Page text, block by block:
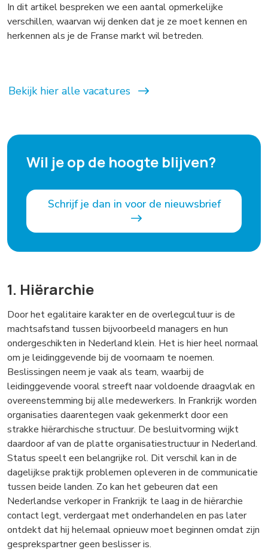
In dit artikel bespreken we een aantal opmerkelijke
verschillen, waarvan wij denken dat je ze moet kennen en
herkennen als je de Franse markt wil betreden.
Bekijk hier alle vacatures
Wil je op de hoogte blijven?
Schrijf je dan in voor de nieuwsbrief
1. Hiërarchie
Door het egalitaire karakter en de overlegcultuur is de
machtsafstand tussen bijvoorbeeld managers en hun
ondergeschikten in Nederland klein. Het is hier heel normaal
om je leidinggevende bij de voornaam te noemen.
Beslissingen neem je vaak als team, waarbij de
leidinggevende vooral streeft naar voldoende draagvlak en
overeenstemming bij alle medewerkers. In Frankrijk worden
organisaties daarentegen vaak gekenmerkt door een
strakke hiërarchische structuur. De besluitvorming wijkt
daardoor af van de platte organisatiestructuur in Nederland.
Status speelt een belangrijke rol. Dit verschil kan in de
dagelijkse praktijk problemen opleveren in de communicatie
tussen beide landen. Zo kan het gebeuren dat een
Nederlandse verkoper in Frankrijk te laag in de hiërarchie
contact legt, verdergaat met onderhandelen en pas later
ontdekt dat hij helemaal opnieuw moet beginnen omdat zijn
gesprekspartner geen beslisser is.